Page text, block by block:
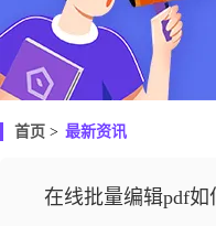
首页 > 最新资讯
在线批量编辑pdf